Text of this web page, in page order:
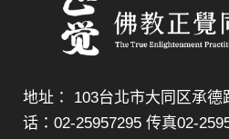
地址： 103台北市大同区承德
话：02-25957295 传真02-